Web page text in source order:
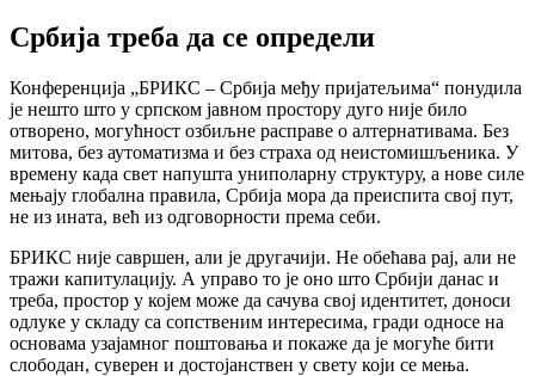
Србија треба да се определи
Конференција „БРИКС – Србија међу пријатељима“ понудила
је нешто што у српском јавном простору дуго није било
отворено, могућност озбиљне расправе о алтернативама. Без
митова, без аутоматизма и без страха од неистомишљеника. У
времену када свет напушта униполарну структуру, а нове силе
мењају глобална правила, Србија мора да преиспита свој пут,
не из ината, већ из одговорности према себи.
БРИКС није савршен, али је другачији. Не обећава рај, али не
тражи капитулацију. А управо то је оно што Србији данас и
треба, простор у којем може да сачува свој идентитет, доноси
одлуке у складу са сопственим интересима, гради односе на
основама узајамног поштовања и покаже да је могуће бити
слободан, суверен и достојанствен у свету који се мења.